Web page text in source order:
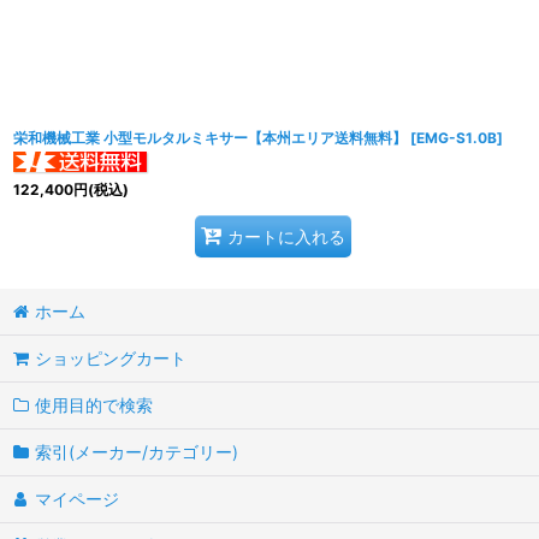
栄和機械工業 小型モルタルミキサー【本州エリア送料無料】 [EMG-S1.0B]
122,400円(税込)
カートに入れる
ホーム
ショッピングカート
使用目的で検索
索引(メーカー/カテゴリー)
マイページ